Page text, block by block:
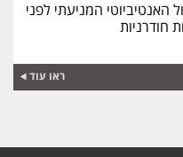
האנטיביוטי המניעתי לפני
חודרניות
ראו עוד